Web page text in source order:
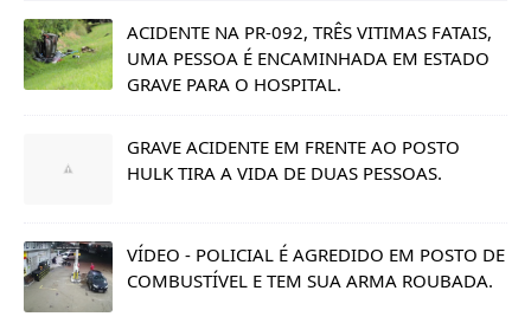
ACIDENTE NA PR-092, TRÊS VITIMAS FATAIS,
UMA PESSOA É ENCAMINHADA EM ESTADO
GRAVE PARA O HOSPITAL.
GRAVE ACIDENTE EM FRENTE AO POSTO
HULK TIRA A VIDA DE DUAS PESSOAS.
VÍDEO - POLICIAL É AGREDIDO EM POSTO DE
COMBUSTÍVEL E TEM SUA ARMA ROUBADA.